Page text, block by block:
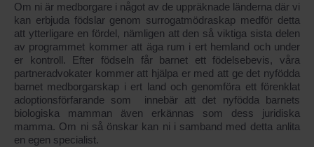
Om ni är medborgare i något av de uppräknade länderna där vi
kan erbjuda födslar genom surrogatmödraskap medför detta
att ytterligare en fördel, nämligen att den så viktiga sista delen
av programmet kommer att äga rum i ert hemland och under
er kontroll. Efter födseln får barnet ett födelsebevis, våra
partneradvokater kommer att hjälpa er med att ge det nyfödda
barnet medborgarskap i ert land och genomföra ett förenklat
adoptionsförfarande som innebär att det nyfödda barnets
biologiska mamman även erkännas som dess juridiska
mamma. Om ni så önskar kan ni i samband med detta anlita
en egen specialist.